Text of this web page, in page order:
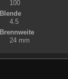
100
Blende
4.5
Brennweite
24 mm